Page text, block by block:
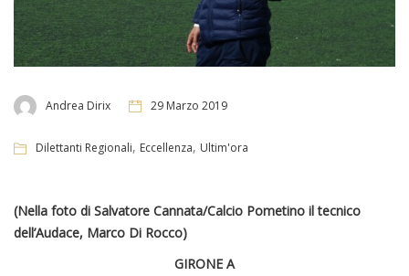
Andrea Dirix 29 Marzo 2019
Dilettanti Regionali, Eccellenza, Ultim'ora
(Nella foto di Salvatore Cannata/Calcio Pometino il tecnico
dell’Audace, Marco Di Rocco)
GIRONE A